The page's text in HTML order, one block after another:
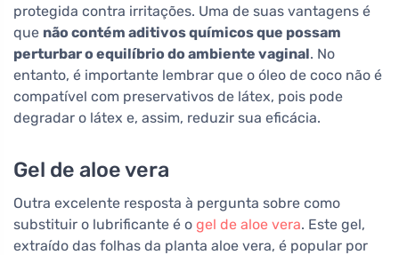
protegida contra irritações. Uma de suas vantagens é
que não contém aditivos químicos que possam
perturbar o equilíbrio do ambiente vaginal. No
entanto, é importante lembrar que o óleo de coco não é
compatível com preservativos de látex, pois pode
degradar o látex e, assim, reduzir sua eficácia.
Gel de aloe vera
Outra excelente resposta à pergunta sobre como
substituir o lubrificante é o gel de aloe vera. Este gel,
extraído das folhas da planta aloe vera, é popular por